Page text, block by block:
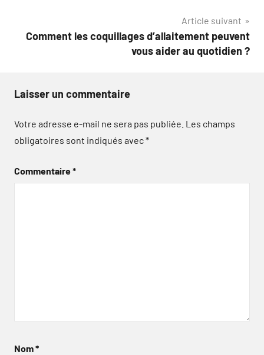
Article suivant
Comment les coquillages d’allaitement peuvent
vous aider au quotidien ?
Laisser un commentaire
Votre adresse e-mail ne sera pas publiée. Les champs
obligatoires sont indiqués avec*
Commentaire*
Nom*